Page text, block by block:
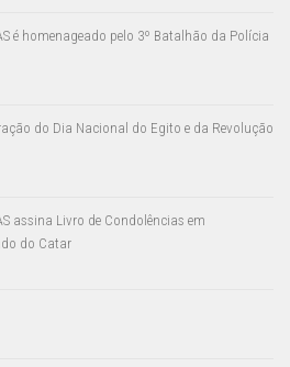
é homenageado pelo 3º Batalhão da Polícia
do Dia Nacional do Egito e da Revolução
assina Livro de Condolências em
do Catar